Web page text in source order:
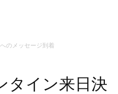
のメッセージ到着
タイン来日決